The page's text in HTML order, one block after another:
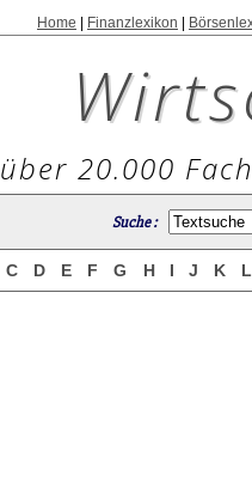
Home Finanzlexikon
über 20.000
Suche :
C D E F G H I J K